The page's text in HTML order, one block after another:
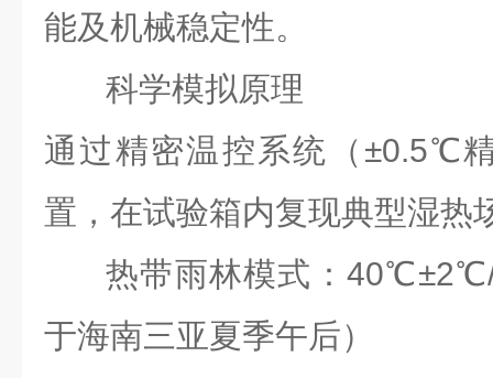
能及机械稳定性。
科学模拟原理
通过精密温控系统（±0.5℃
置，在试验箱内复现典型湿热
热带雨林模式：
于海南三亚夏季午后）